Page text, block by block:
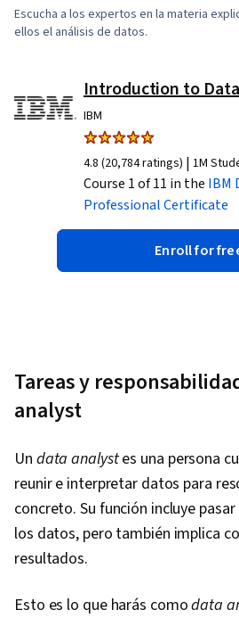
Escucha a los expertos en la materia
ellos el análisis de datos.
Introduction to
IBM
4.8 (20,784 ratings) | 1M
Course 1 of 11 in the IBM
Professional Certificate
Enroll for
Tareas y
analyst
Un data analystes una persona
reunir e interpretar datos para
concreto. Su función incluye
los datos, pero también implica
resultados.
Esto es lo que harás comodata